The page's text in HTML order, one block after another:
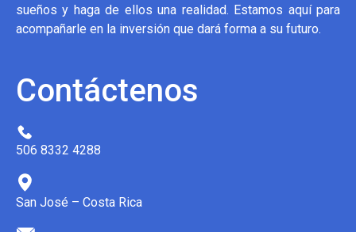
sueños y haga de ellos una realidad. Estamos aquí para
acompañarle en la inversión que dará forma a su futuro.
Contáctenos
506 8332 4288
San José – Costa Rica